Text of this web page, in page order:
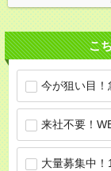
こ
今が狙い目！
来社不要！
大量募集中